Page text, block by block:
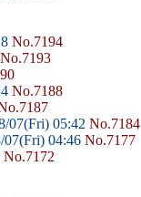
No.7194
No.7193
No.7188
07(Fri) 05:42 No.7184
07(Fri) 04:46 No.7177
No.7172